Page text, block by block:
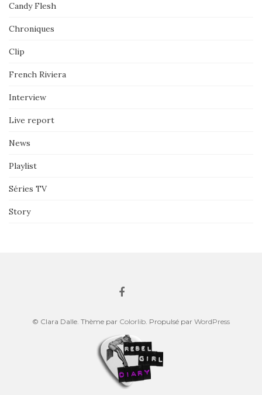
Candy Flesh
Chroniques
Clip
French Riviera
Interview
Live report
News
Playlist
Séries TV
Story
© Clara Dalle. Thème par Colorlib. Propulsé par WordPress